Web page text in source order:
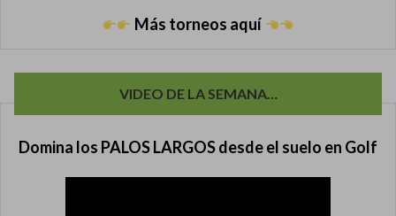
Más torneos aquí
VIDEO DE LA SEMANA…
Domina los PALOS LARGOS desde el suelo en Golf